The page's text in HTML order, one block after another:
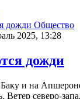
Общество
2025, 13:28
дожди
и на
Ветер северо-